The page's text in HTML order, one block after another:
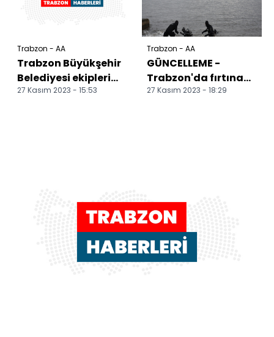
Trabzon - AA
Trabzon Büyükşehir
Belediyesi ekipleri
fırtına nedeniyle 318
27 Kasım 2023 - 15:53
Trabzon - AA
GÜNCELLEME -
Trabzon'da fırtına
sonucu yükselen
27 Kasım 2023 - 18:29